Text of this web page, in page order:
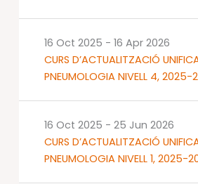
CURS D’ACTUALITZACIÓ
PNEUMOLOGIA NIVELL 4, 2025-
16 Oct 2025 - 16 Apr 2026
CURS D’ACTUALITZACIÓ
PNEUMOLOGIA NIVELL 1, 2025-
16 Oct 2025 - 25 Jun 2026